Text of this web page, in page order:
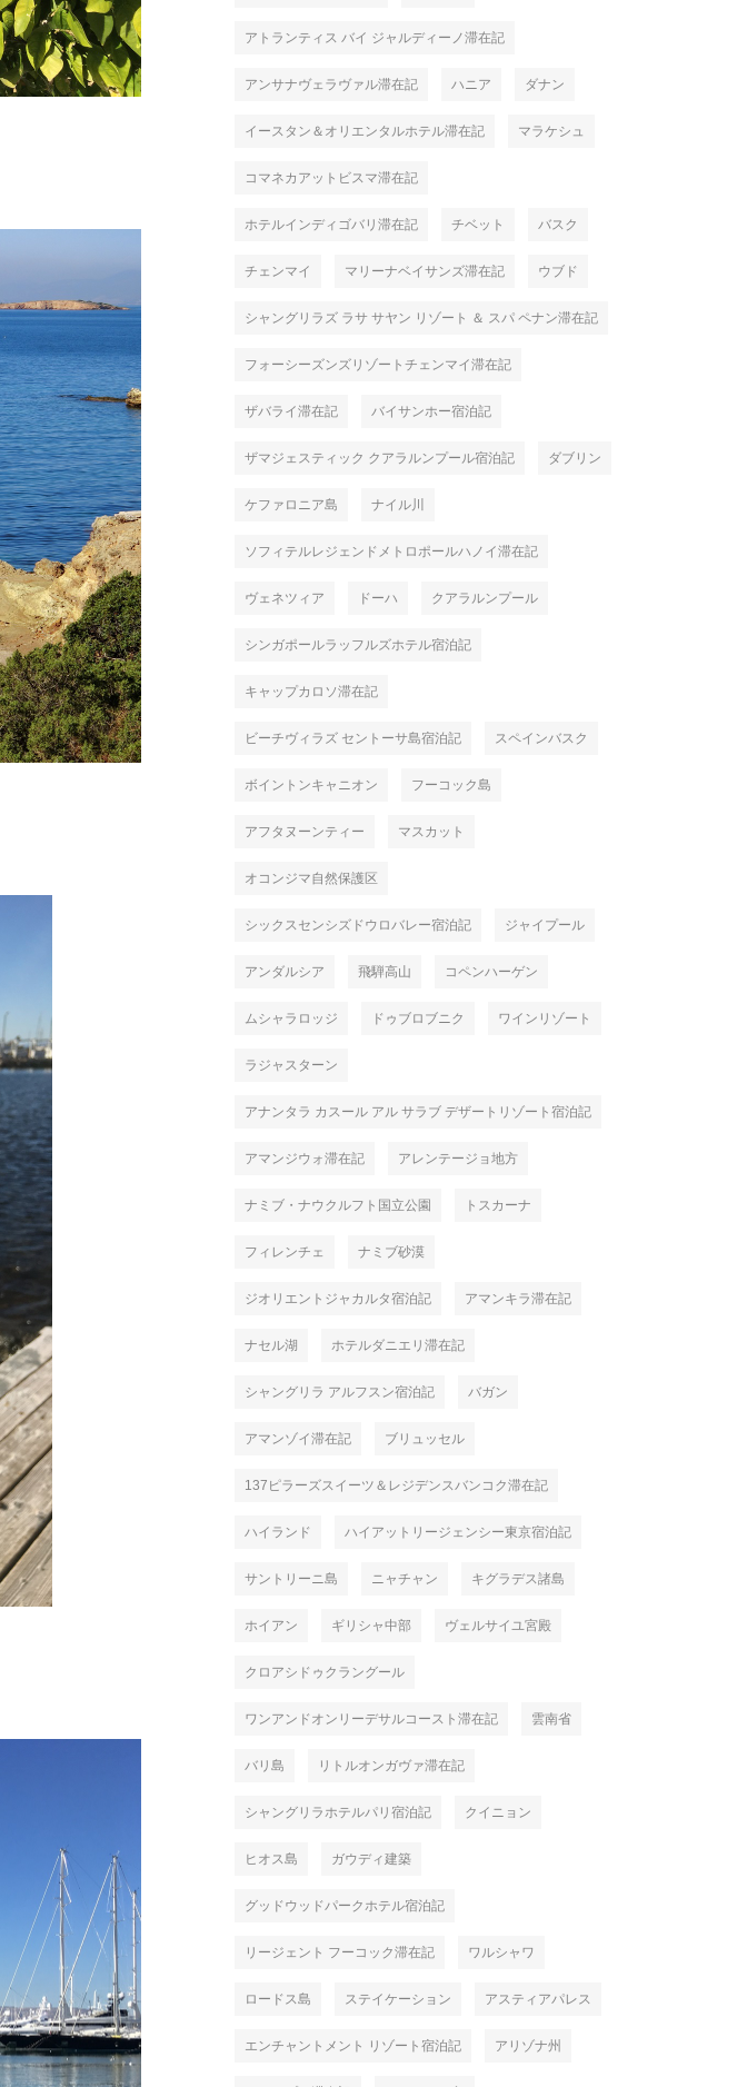
アトランティス バイ ジャルディーノ滞在記
アンサナヴェラヴァル滞在記 ハニア ダナン
イースタン＆オリエンタルホテル滞在記 マラケシュ
コマネカアットビスマ滞在記
ホテルインディゴバリ滞在記 チベット バスク
チェンマイ マリーナベイサンズ滞在記 ウブド
シャングリラズ ラサ サヤン リゾート ＆ スパ ペナン滞在記
フォーシーズンズリゾートチェンマイ滞在記
ザバライ滞在記 バイサンホー宿泊記
ザマジェスティック クアラルンプール宿泊記 ダブリン
ケファロニア島 ナイル川
ソフィテルレジェンドメトロポールハノイ滞在記
ヴェネツィア ドーハ クアラルンプール
シンガポールラッフルズホテル宿泊記
キャップカロソ滞在記
ビーチヴィラズ セントーサ島宿泊記 スペインバスク
ボイントンキャニオン フーコック島
アフタヌーンティー マスカット
オコンジマ自然保護区
シックスセンシズドウロバレー宿泊記 ジャイプール
アンダルシア 飛騨高山 コペンハーゲン
ムシャラロッジ ドゥブロブニク ワインリゾート
ラジャスターン
アナンタラ カスール アル サラブ デザートリゾート宿泊記
アマンジウォ滞在記 アレンテージョ地方
ナミブ・ナウクルフト国立公園 トスカーナ
フィレンチェ ナミブ砂漠
ジオリエントジャカルタ宿泊記 アマンキラ滞在記
ナセル湖 ホテルダニエリ滞在記
シャングリラ アルフスン宿泊記 バガン
アマンゾイ滞在記 ブリュッセル
137ピラーズスイーツ＆レジデンスバンコク滞在記
ハイランド ハイアットリージェンシー東京宿泊記
サントリーニ島 ニャチャン キグラデス諸島
ホイアン ギリシャ中部 ヴェルサイユ宮殿
クロアシドゥクラングール
ワンアンドオンリーデサルコースト滞在記 雲南省
バリ島 リトルオンガヴァ滞在記
シャングリラホテルパリ宿泊記 クイニョン
ヒオス島 ガウディ建築
グッドウッドパークホテル宿泊記
リージェント フーコック滞在記 ワルシャワ
ロードス島 ステイケーション アスティアパレス
エンチャントメント リゾート宿泊記 アリゾナ州